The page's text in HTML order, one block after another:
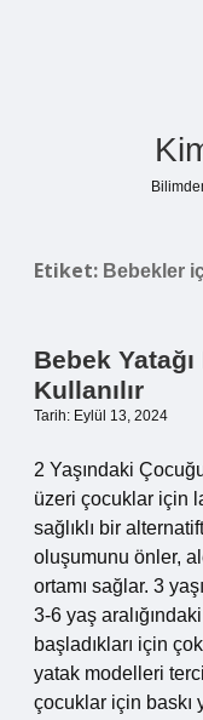
Etiket: Bebekler
Bebek
Kullanılır
Tarih: Eylül 13, 2024
2 Yaşındaki
üzeri çocuklar için
sağlıklı bir
oluşumunu önler,
ortamı sağlar. 3
3-6 yaş
başladıkları için
yatak modelleri
çocuklar için baskı